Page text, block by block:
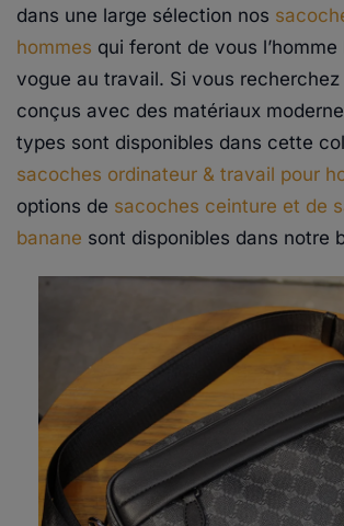
dans une large sélection nos
hommes qui feront de vous l’homme
vogue au travail. Si vous recherchez
conçus avec des matériaux
types sont disponibles dans cette
sacoches ordinateur & travail pour
options de sacoches ceinture et de
banane sont disponibles dans notre